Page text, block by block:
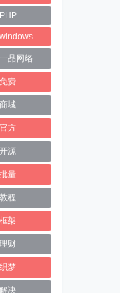
PHP
windows
一品网络
免费
商城
官方
开源
批量
教程
框架
理财
织梦
解决